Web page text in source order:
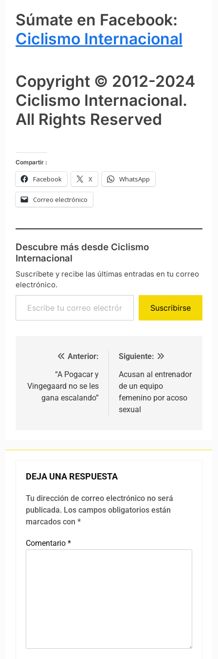
Súmate en Facebook:
Ciclismo Internacional
Copyright © 2012-2024
Ciclismo Internacional.
All Rights Reserved
Compartir :
Facebook X WhatsApp
Correo electrónico
Descubre más desde Ciclismo
Internacional
Suscríbete y recibe las últimas entradas en tu correo
electrónico.
Escribe tu correo electrónico…
Suscribirse
Navegación de entradas
Anterior:
“A Pogacar y
Vingegaard no se les
gana escalando”
Siguiente:
Acusan al entrenador
de un equipo
femenino por acoso
sexual
DEJA UNA RESPUESTA
Tu dirección de correo electrónico no será
publicada. Los campos obligatorios están
marcados con *
Comentario *